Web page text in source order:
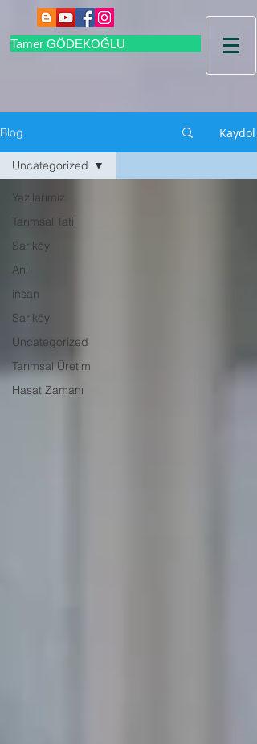
Tamer GÖDEKOĞLU
Blog Kaydol
Yazılarımız
Tarımsal Tatil
Sarıköy
Anı
insan
Sarıköy
Uncategorized
Tarımsal Üretim
Hasat Zamanı
Uncategorized